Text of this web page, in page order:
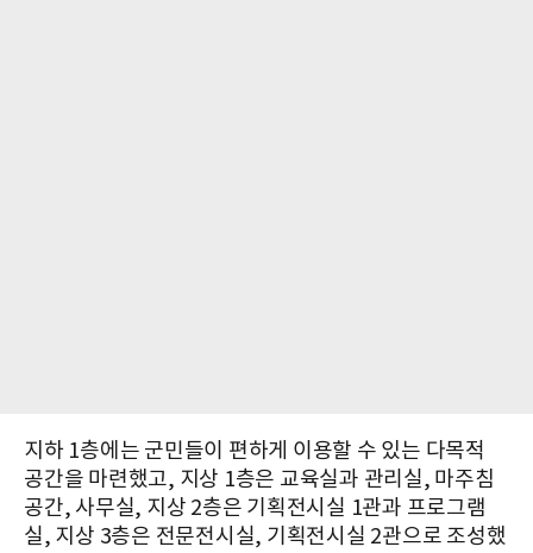
지하 1층에는 군민들이 편하게 이용할 수 있는 다목적
공간을 마련했고, 지상 1층은 교육실과 관리실, 마주침
공간, 사무실, 지상 2층은 기획전시실 1관과 프로그램
실, 지상 3층은 전문전시실, 기획전시실 2관으로 조성했